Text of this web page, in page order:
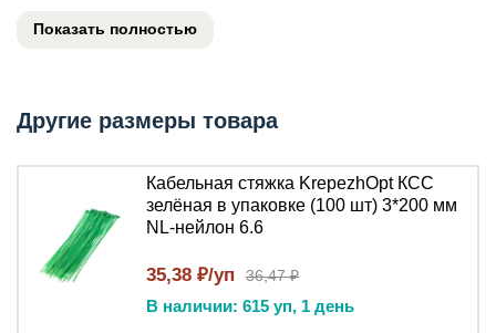
самозатухание и яркий цвет для визуальной
Технические параметры
Параметр
Материал
Нейлон 6.6 (полиамид PA66)
Зелёный (RAL 6018 / аналогичный)
Показать полностью
Другие размеры товара
Кабельная стяжка KrepezhOpt КСС
зелёная в упаковке (100 шт) 3*200 мм
NL-нейлон 6.6
35,38 ₽/уп 36,47 ₽
В наличии: 615 уп, 1 день